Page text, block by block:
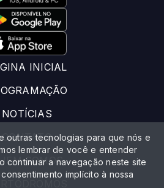
INICIAL
NOTÍCIAS
CONTATO
SOMOS
outras tecnologias para que nós e
lembrar de você e entender
continuar a navegação neste site
implícito à nossa